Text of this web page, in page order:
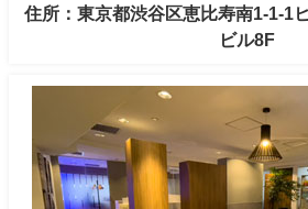
住所：東京都渋谷区恵比寿南1-1-1
ビル8F